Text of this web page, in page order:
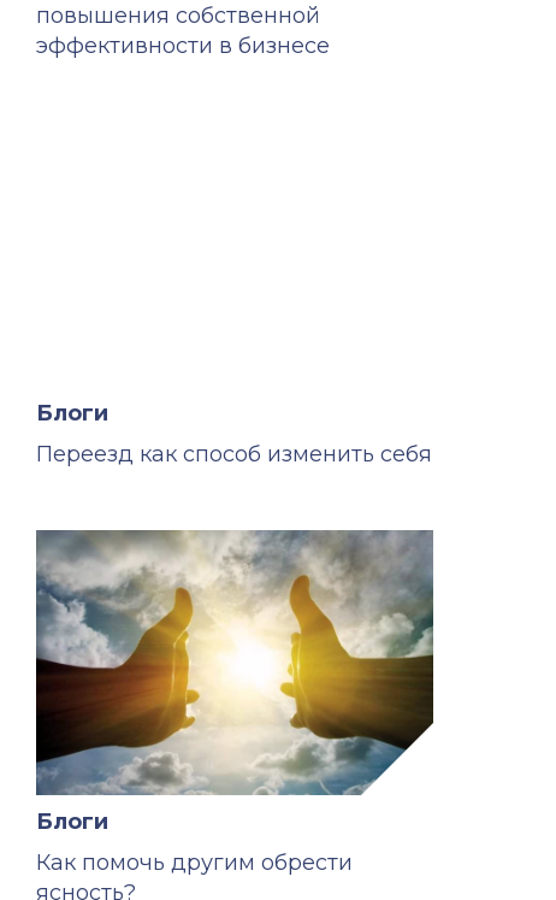
повышения собственной
эффективности в бизнесе
Блоги
Переезд как способ изменить себя
Блоги
Как помочь другим обрести
ясность?